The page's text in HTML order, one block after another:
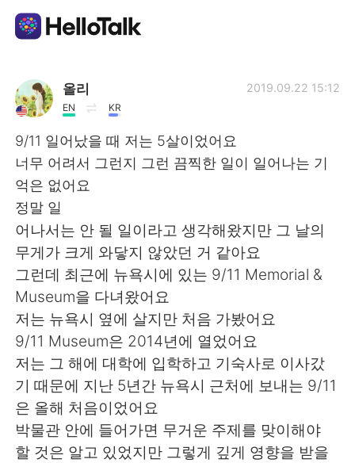
Aplicativo de troca de idioma
AI Grammar Checker
Português
English 简体中文
繁體中文 Español
العربية Français
Deutsch 日本語
한국어 Русский
ไทย Indonesia
올리
EN KR
2019.09.22 15:12
9/11 일어났을 때 저는 5살이었어요
너무 어려서 그런지 그런 끔찍한 일이 일어나는 기
억은 없어요
정말 일
어나서는 안 될 일이라고 생각해왔지만 그 날의
무게가 크게 와닿지 않았던 거 같아요
그런데 최근에 뉴욕시에 있는 9/11 Memorial &
Museum을 다녀왔어요
저는 뉴욕시 옆에 살지만 처음 가봤어요
9/11 Museum은 2014년에 열었어요
저는 그 해에 대학에 입학하고 기숙사로 이사갔
기 때문에 지난 5년간 뉴욕시 근처에 보내는 9/11
은 올해 처음이었어요
박물관 안에 들어가면 무거운 주제를 맞이해야
할 것은 알고 있었지만 그렇게 깊게 영향을 받을